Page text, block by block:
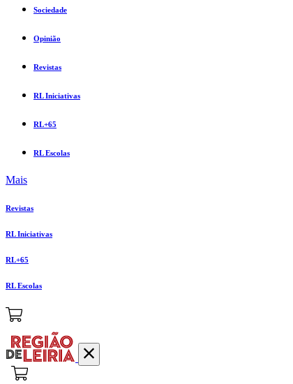
Sociedade
Opinião
Revistas
RL Iniciativas
RL+65
RL Escolas
Mais
Revistas
RL Iniciativas
RL+65
RL Escolas